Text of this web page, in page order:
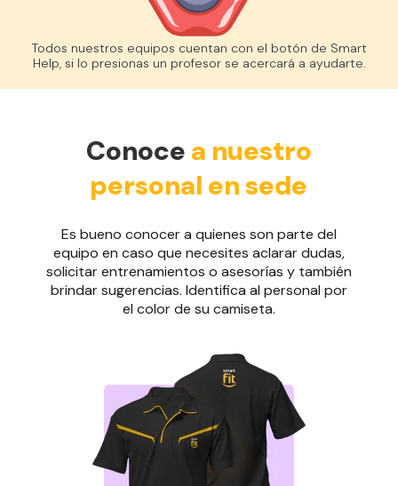
Todos nuestros equipos cuentan con el botón de Smart
Help, si lo presionas un profesor se acercará a ayudarte.
Conoce a nuestro
personal en sede
Es bueno conocer a quienes son parte del
equipo en caso que necesites aclarar dudas,
solicitar entrenamientos o asesorías y también
brindar sugerencias. Identifica al personal por
el color de su camiseta.